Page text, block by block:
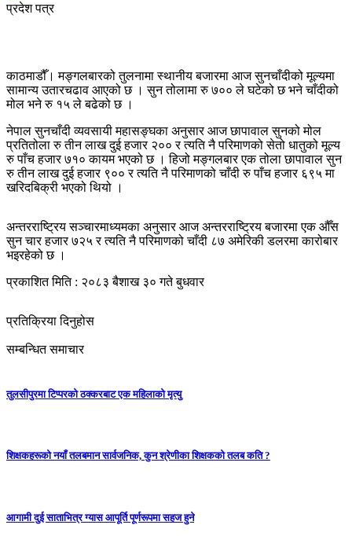
प्रदेश पत्र
काठमाडौँ। मङ्गलबारको तुलनामा स्थानीय बजारमा आज सुनचाँदीको मूल्यमा
सामान्य उतारचढाव आएको छ । सुन तोलामा रु ७०० ले घटेको छ भने चाँदीको
मोल भने रु १५ ले बढेको छ ।
नेपाल सुनचाँदी व्यवसायी महासङ्घका अनुसार आज छापावाल सुनको मोल
प्रतितोला रु तीन लाख दुई हजार २०० र त्यति नै परिमाणको सेतो धातुको मूल्य
रु पाँच हजार ७१० कायम भएको छ । हिजो मङ्गलबार एक तोला छापावाल सुन
रु तीन लाख दुई हजार ९०० र त्यति नै परिमाणको चाँदी रु पाँच हजार ६९५ मा
खरिदबिक्री भएको थियो ।
अन्तरराष्ट्रिय सञ्चारमाध्यमका अनुसार आज अन्तरराष्ट्रिय बजारमा एक औँस
सुन चार हजार ७२५ र त्यति नै परिमाणको चाँदी ८७ अमेरिकी डलरमा कारोबार
भइरहेको छ ।
प्रकाशित मिति : २०८३ बैशाख ३० गते बुधवार
प्रतिक्रिया दिनुहोस
सम्बन्धित समाचार
तुलसीपुरमा टिप्परको ठक्करबाट एक महिलाको मृत्यु
शिक्षकहरूको नयाँ तलबमान सार्वजनिक, कुन श्रेणीका शिक्षकको तलब कति ?
आगामी दुई साताभित्र ग्यास आपूर्ति पूर्णरूपमा सहज हुने